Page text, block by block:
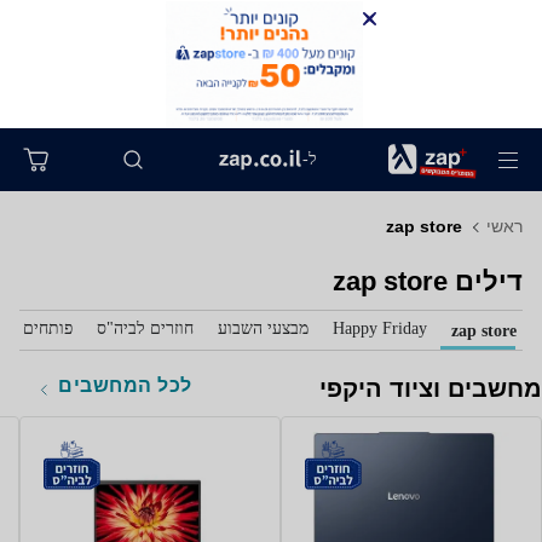
ל-
ראשי zap store
דילים zap store
zap store
Happy Friday מבצעי השבוע חוזרים לביה"ס פותחים
מחשבים וציוד היקפי לכל המחשבים